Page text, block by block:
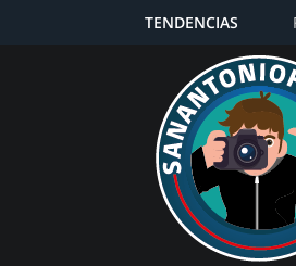
TENDENCIAS